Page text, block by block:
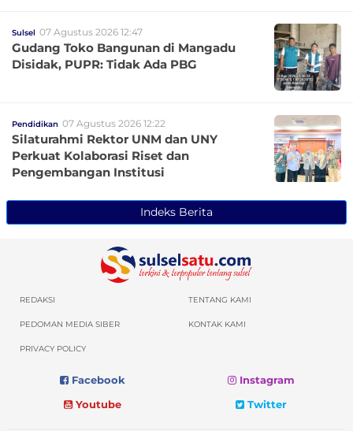
Sulsel 07 Agustus 2026 12:47
Gudang Toko Bangunan di Mangadu
Disidak, PUPR: Tidak Ada PBG
Pendidikan 07 Agustus 2026 12:22
Silaturahmi Rektor UNM dan UNY
Perkuat Kolaborasi Riset dan
Pengembangan Institusi
Indeks Berita
REDAKSI TENTANG KAMI
PEDOMAN MEDIA SIBER KONTAK KAMI
PRIVACY POLICY
Facebook
Instagram
Youtube
Twitter